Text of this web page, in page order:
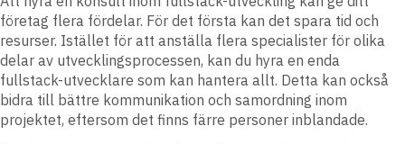
företag flera fördelar. För det första kan det spara tid och
resurser. Istället för att anställa flera specialister för olika
delar av utvecklingsprocessen, kan du hyra en enda
fullstack-utvecklare som kan hantera allt. Detta kan också
bidra till bättre kommunikation och samordning inom
projektet, eftersom det finns färre personer inblandade.